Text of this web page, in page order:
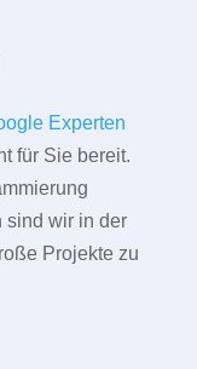
Experten
für Sie bereit.
sind wir in der
Projekte zu